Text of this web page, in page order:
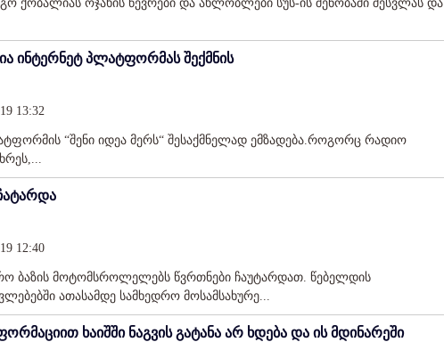
ქობალიას ოჯახის წევრები და ახლობლები სუს-ის შენობაში შესვლას და
ინტერნეტ პლატფორმას შექმნის
13:32
“შენი იდეა მერს“ შესაქმნელად ემზადება.როგორც რადიო
12:40
ბაზის მოტომსროლელებს წვრთნები ჩაუტარდათ. წებელდის
ათასამდე სამხედრო მოსამსახურე...
ხაიშში ნაგვის გატანა არ ხდება და ის მდინარეში